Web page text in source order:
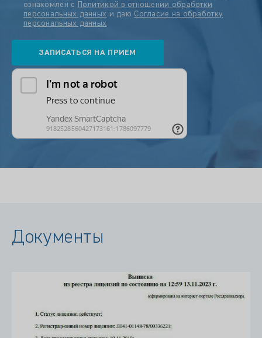
ознакомлен с
Политикой в отношении обработки
персональных данных и даю Согласие на обработку
персональных данных
Документы